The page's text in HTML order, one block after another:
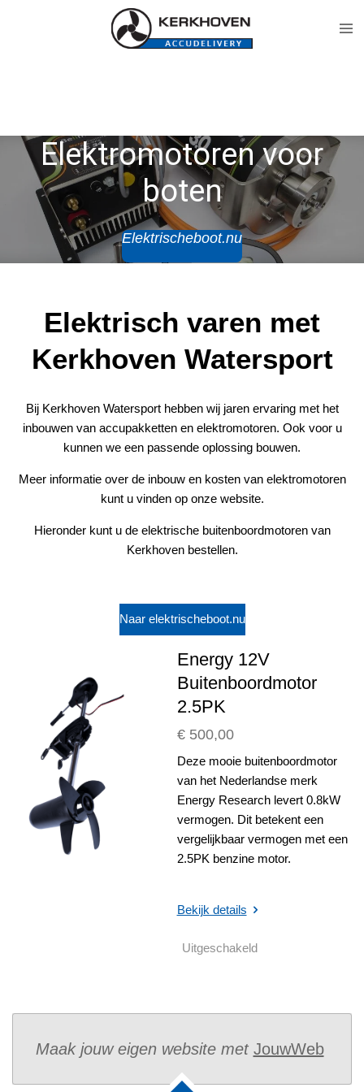
Elektromotoren voor
boten
Elektrischeboot.nu
Elektrisch varen met
Kerkhoven Watersport
Bij Kerkhoven Watersport hebben wij jaren ervaring met het
inbouwen van accupakketten en elektromotoren. Ook voor u
kunnen we een passende oplossing bouwen.
Meer informatie over de inbouw en kosten van elektromotoren
kunt u vinden op onze website.
Hieronder kunt u de elektrische buitenboordmotoren van
Kerkhoven bestellen.
Naar elektrischeboot.nu
Energy 12V
Buitenboordmotor
2.5PK
€ 500,00
Deze mooie buitenboordmotor
van het Nederlandse merk
Energy Research levert 0.8kW
vermogen. Dit betekent een
vergelijkbaar vermogen met een
2.5PK benzine motor.
Bekijk details
Uitgeschakeld
Maak jouw eigen website met JouwWeb